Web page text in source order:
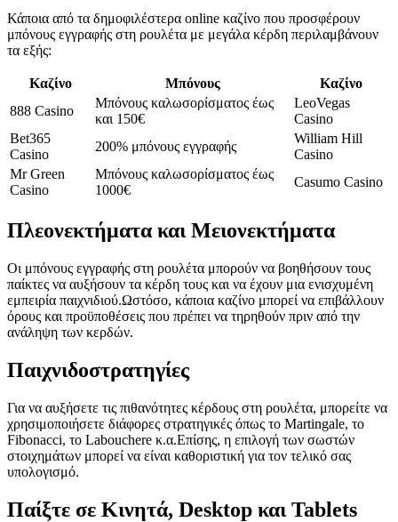
Κάποια από τα δημοφιλέστερα online καζίνο που προσφέρουν
μπόνους εγγραφής στη ρουλέτα με μεγάλα κέρδη περιλαμβάνουν
τα εξής:
Καζίνο Μπόνους
Καζίνο
888 Casino
Μπόνους καλωσορίσματος έως
και 150€
LeoVegas
Casino
Bet365
Casino
200% μπόνους εγγραφής
William Hill
Casino
Mr Green
Casino
Μπόνους καλωσορίσματος έως
1000€
Casumo Casino
Πλεονεκτήματα και Μειονεκτήματα
Οι μπόνους εγγραφής στη ρουλέτα μπορούν να βοηθήσουν τους
παίκτες να αυξήσουν τα κέρδη τους και να έχουν μια ενισχυμένη
εμπειρία παιχνιδιού.Ωστόσο, κάποια καζίνο μπορεί να επιβάλλουν
όρους και προϋποθέσεις που πρέπει να τηρηθούν πριν από την
ανάληψη των κερδών.
Παιχνιδοστρατηγίες
Για να αυξήσετε τις πιθανότητες κέρδους στη ρουλέτα, μπορείτε να
χρησιμοποιήσετε διάφορες στρατηγικές όπως το Martingale, το
Fibonacci, το Labouchere κ.α.Επίσης, η επιλογή των σωστών
στοιχημάτων μπορεί να είναι καθοριστική για τον τελικό σας
υπολογισμό.
Παίξτε σε Κινητά, Desktop και Tablets